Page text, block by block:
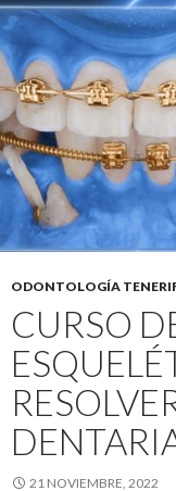
ODONTOLOGÍA
CURSO
21 NOVIEMBRE, 2022